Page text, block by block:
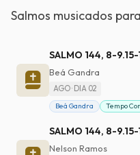
Salmos musicados
SALMO 144, 8-
Beá Gandra
AGO · DIA 02
Beá Gandra Tempo
Nelson Ramos